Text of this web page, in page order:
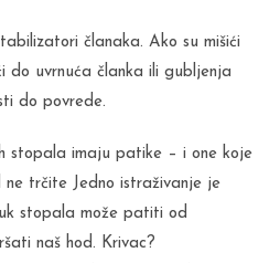
članaka. Ako su mišići
do uvrnuća članka ili gubljenja
do povrede.
stopala imaju patike – i one koje
trčite Jedno istraživanje je
stopala može patiti od
naš hod. Krivac?